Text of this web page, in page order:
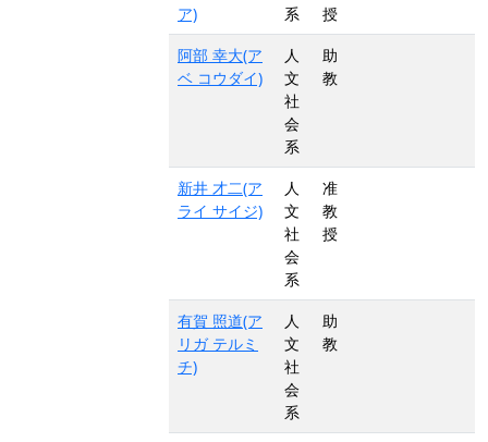
ア)
系
授
阿部 幸大(ア
ベ コウダイ)
人
文
社
会
系
助
教
新井 才二(ア
ライ サイジ)
人
文
社
会
系
准
教
授
有賀 照道(ア
リガ テルミ
チ)
人
文
社
会
系
助
教